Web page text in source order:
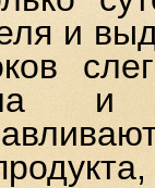
и
и